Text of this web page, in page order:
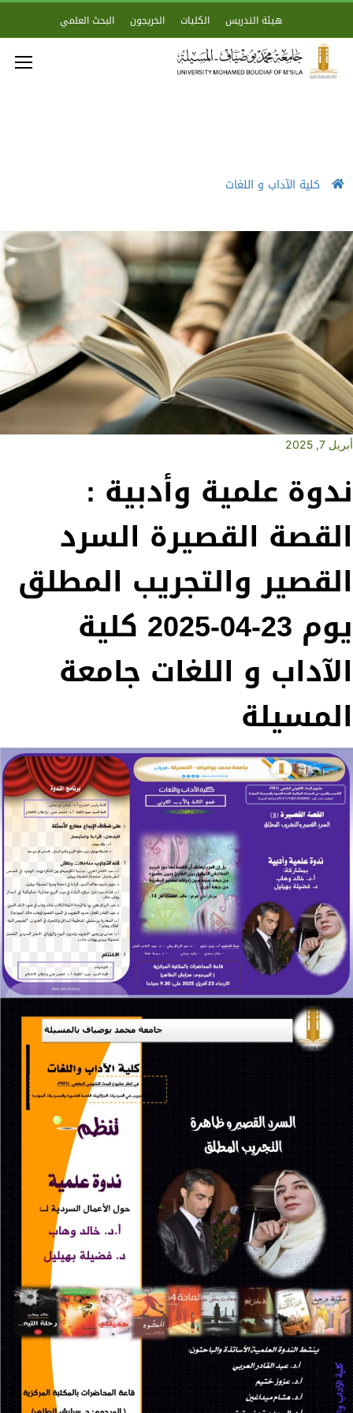
هيئة التدريس الكليات الخريجون البحث العلمي
كلية الآداب و اللغات
أبريل 7, 2025
ندوة علمية وأدبية :
القصة القصيرة السرد
القصير والتجريب المطلق
يوم 23-04-2025 كلية
الآداب و اللغات جامعة
المسيلة